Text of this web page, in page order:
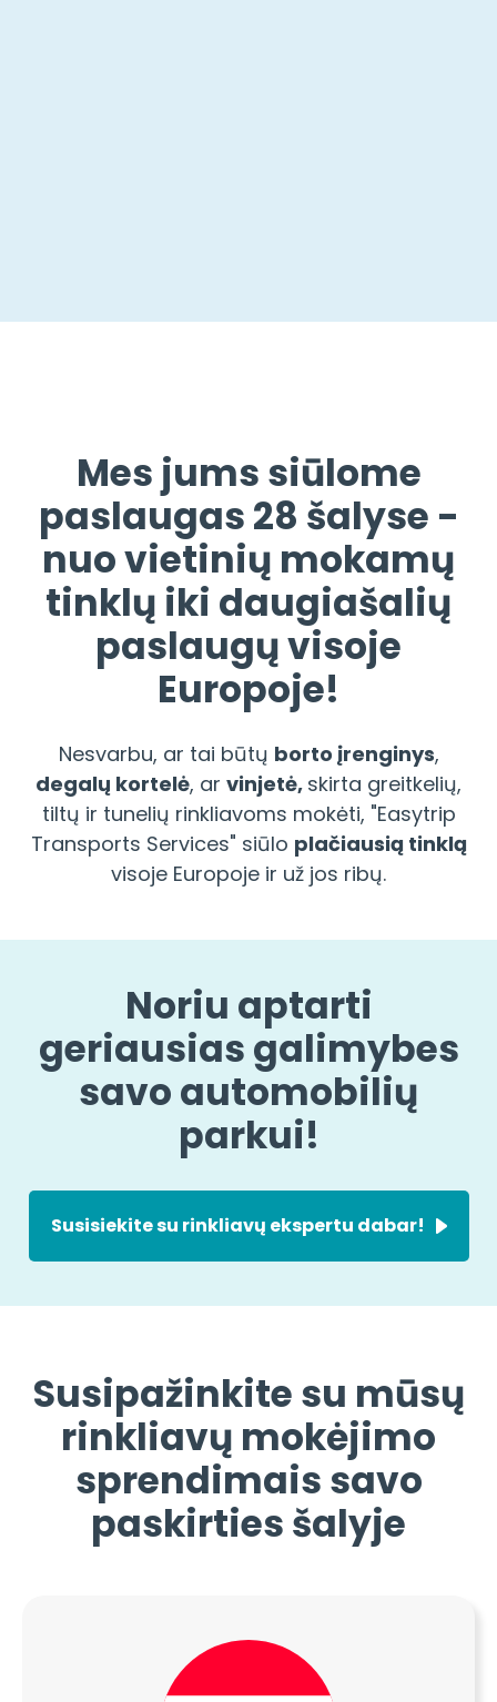
Mes jums siūlome
paslaugas 28 šalyse -
nuo vietinių mokamų
tinklų iki daugiašalių
paslaugų visoje
Europoje!
Nesvarbu, ar tai būtų borto įrenginys,
degalų kortelė, ar vinjetė, skirta greitkelių,
tiltų ir tunelių rinkliavoms mokėti, "Easytrip
Transports Services" siūlo plačiausią tinklą
visoje Europoje ir už jos ribų.
Noriu aptarti
geriausias galimybes
savo automobilių
parkui!
Susisiekite su rinkliavų ekspertu dabar!
Susipažinkite su mūsų
rinkliavų mokėjimo
sprendimais savo
paskirties šalyje